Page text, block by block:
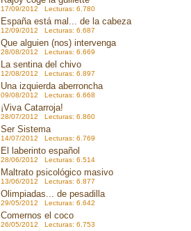
17/09/2012 Lecturas: 6.780
España está mal... de la cabeza
12/09/2012 Lecturas: 6.687
Que alguien (nos) intervenga
28/08/2012 Lecturas: 6.669
La sentina del chivo
12/08/2012 Lecturas: 6.897
Una izquierda aberroncha
09/08/2012 Lecturas: 6.668
¡Viva Catarroja!
28/07/2012 Lecturas: 6.860
Ser Sistema
14/07/2012 Lecturas: 6.769
El laberinto español
28/06/2012 Lecturas: 6.514
Maltrato psicológico masivo
13/06/2012 Lecturas: 6.877
Olimpiadas... de pesadilla
29/05/2012 Lecturas: 6.642
Comernos el coco
26/05/2012 Lecturas: 6.753